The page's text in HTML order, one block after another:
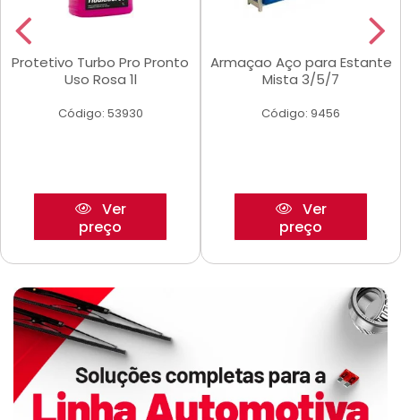
Protetivo Turbo Pro Pronto
Uso Rosa 1l
Código: 53930
Ver
preço
Armaçao Aço para Estante
Mista 3/5/7
Código: 9456
Ver
preço